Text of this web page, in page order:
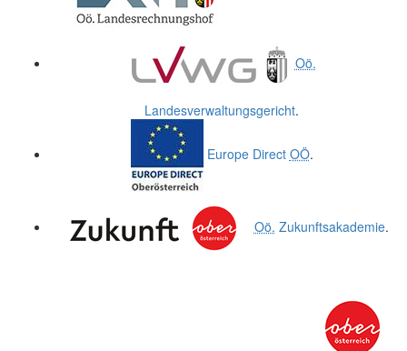
Oö.
Landesverwaltungsgericht.
Europe Direct OÖ.
Oö. Zukunftsakademie.